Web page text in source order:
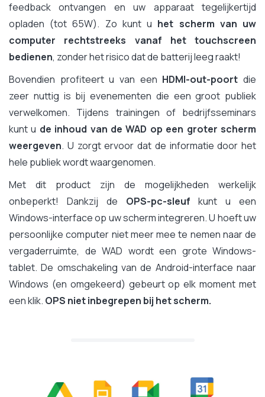
feedback ontvangen en uw apparaat tegelijkertijd
opladen (tot 65W). Zo kunt u het scherm van uw
computer rechtstreeks vanaf het touchscreen
bedienen, zonder het risico dat de batterij leeg raakt!
Bovendien profiteert u van een HDMI-out-poort die
zeer nuttig is bij evenementen die een groot publiek
verwelkomen. Tijdens trainingen of bedrijfsseminars
kunt u de inhoud van de WAD op een groter scherm
weergeven. U zorgt ervoor dat de informatie door het
hele publiek wordt waargenomen.
Met dit product zijn de mogelijkheden werkelijk
onbeperkt! Dankzij de OPS-pc-sleuf kunt u een
Windows-interface op uw scherm integreren. U hoeft uw
persoonlijke computer niet meer mee te nemen naar de
vergaderruimte, de WAD wordt een grote Windows-
tablet. De omschakeling van de Android-interface naar
Windows (en omgekeerd) gebeurt op elk moment met
een klik. OPS niet inbegrepen bij het scherm.